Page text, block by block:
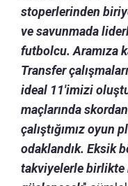
stoperlerinden
ve savunmada
futbolcu. Aramıza
Transfer
ideal 11'imizi
maçlarında
çalıştığımız oyun
odaklandık. Eksik
takviyelerle birlikte